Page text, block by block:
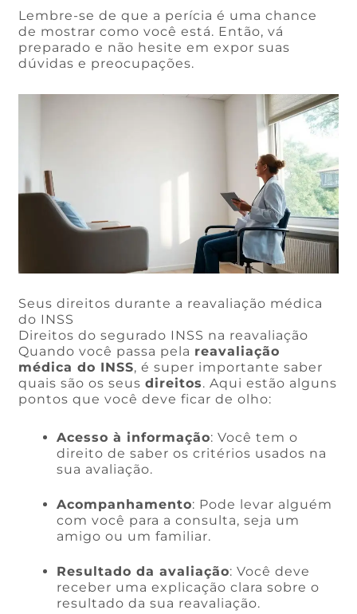
Lembre-se de que a perícia é uma chance
de mostrar como você está. Então, vá
preparado e não hesite em expor suas
dúvidas e preocupações.
Seus direitos durante a reavaliação médica
do INSS
Direitos do segurado INSS na reavaliação
Quando você passa pela reavaliação
médica do INSS, é super importante saber
quais são os seusdireitos. Aqui estão alguns
pontos que você deve ficar de olho:
Acesso à informação: Você tem o
direito de saber os critérios usados na
sua avaliação.
Acompanhamento: Pode levar alguém
com você para a consulta, seja um
amigo ou um familiar.
Resultado da avaliação: Você deve
receber uma explicação clara sobre o
resultado da sua reavaliação.